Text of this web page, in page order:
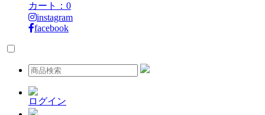
カート： 0
instagram
facebook
ログイン